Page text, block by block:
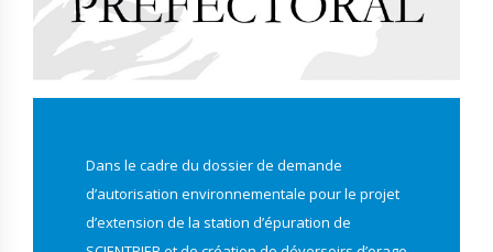
Dans le cadre du dossier de demande
d’autorisation environnementale pour le projet
d’extension de la station d’épuration de